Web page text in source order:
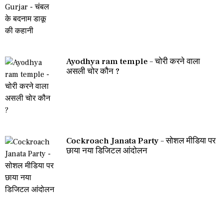
Ayodhya ram temple – चोरी करने वाला
असली चोर कौन ?
Cockroach Janata Party – सोशल मीडिया पर
छाया नया डिजिटल आंदोलन